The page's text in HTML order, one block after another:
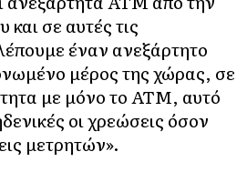
σε αυτές τις
έναν ανεξάρτητο
μέρος της χώρας, σε
με μόνο το ΑΤΜ, αυτό
οι χρεώσεις όσον
μετρητών».